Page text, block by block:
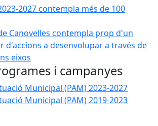
2027 contempla més de 100
Canovelles contempla prop d'un
d'accions a desenvolupar a través de
eixos
i campanyes
Municipal (PAM) 2023-2027
Municipal (PAM) 2019-2023